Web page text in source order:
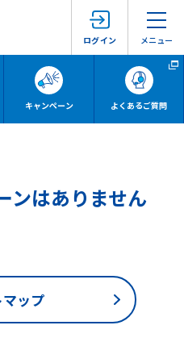
ログイン メニュー
キャンペーン よくあるご質問
ンはありません
ップ